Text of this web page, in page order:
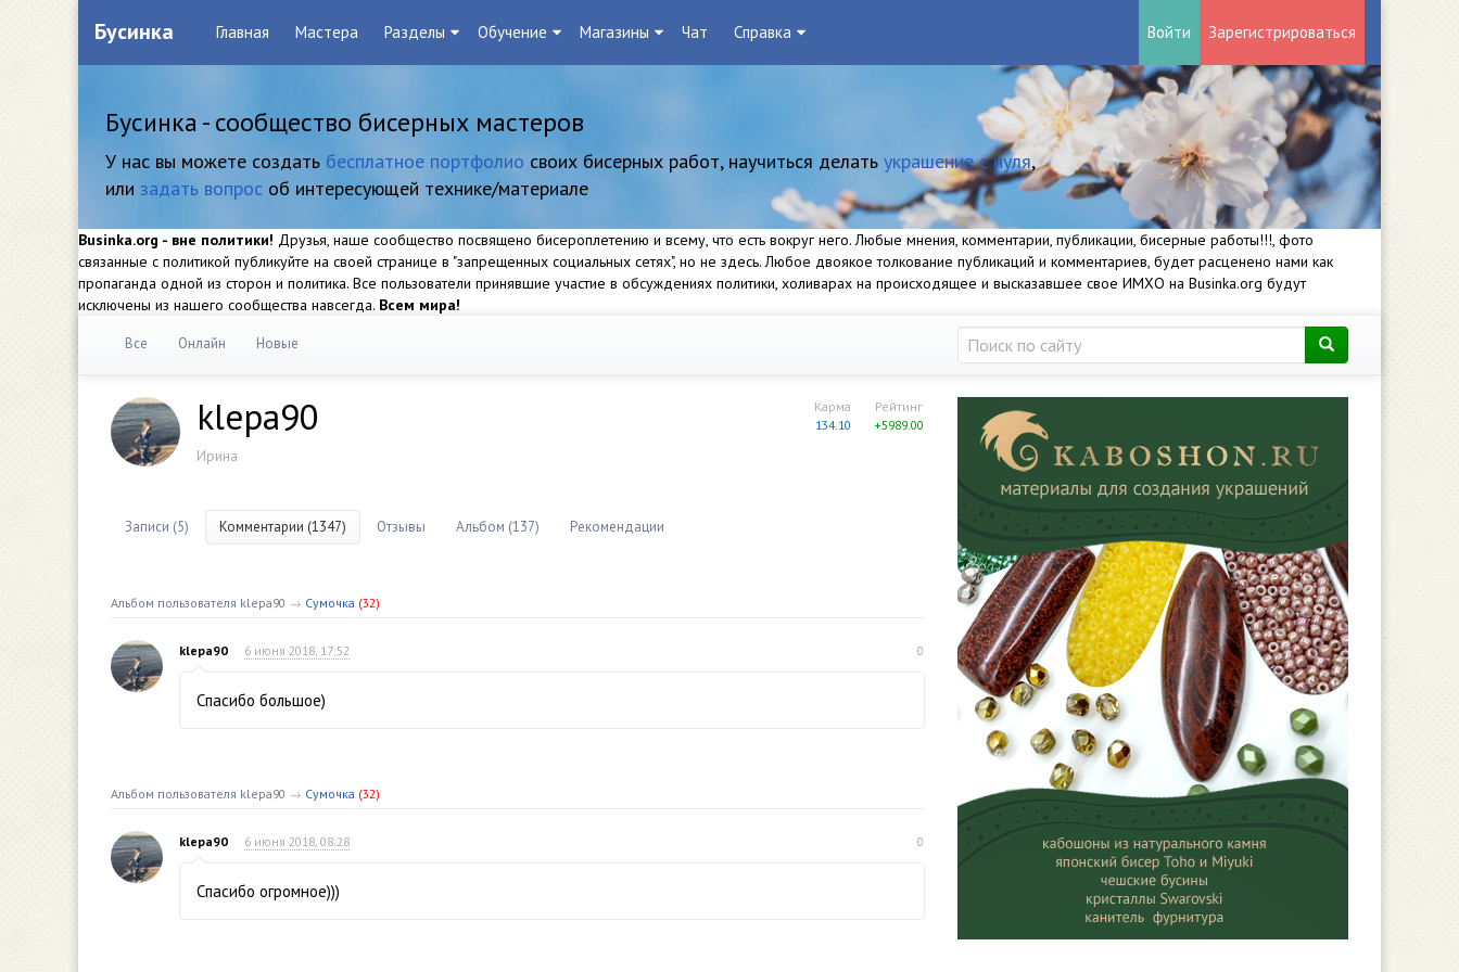
Бусинка Главная Мастера Разделы Обучение Магазины Чат Справка Войти Зарегистрироваться
Бусинка - сообщество бисерных мастеров
У нас вы можете создать бесплатное портфолио своих бисерных работ, научиться делать украшение с нуля,
или задать вопрос об интересующей технике/материале
Businka.org - вне политики! Друзья, наше сообщество посвящено бисероплетению и всему, что есть вокруг него. Любые мнения, комментарии, публикации, бисерные работы!!!, фото
связанные с политикой публикуйте на своей странице в "запрещенных социальных сетях", но не здесь. Любое двоякое толкование публикаций и комментариев, будет расценено нами как
пропаганда одной из сторон и политика. Все пользователи принявшие участие в обсуждениях политики, холиварах на происходящее и высказавшее свое ИМХО на Businka.org будут
исключены из нашего сообщества навсегда. Всем мира!
Все Онлайн Новые
Рейтинг
+5989.00
Карма
134.10
klepa90
Ирина
Записи (5) Комментарии (1347) Отзывы Альбом (137) Рекомендации
Альбом пользователя klepa90 → Сумочка (32)
klepa90 6 июня 2018, 17:52 0
Спасибо большое)
Альбом пользователя klepa90 → Сумочка (32)
klepa90 6 июня 2018, 08:28 0
Спасибо огромное)))